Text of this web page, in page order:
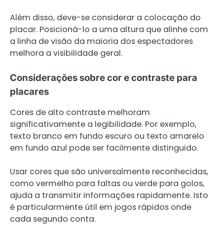
Além disso, deve-se considerar a colocação do
placar. Posicioná-lo a uma altura que alinhe com
a linha de visão da maioria dos espectadores
melhora a visibilidade geral.
Considerações sobre cor e contraste para
placares
Cores de alto contraste melhoram
significativamente a legibilidade. Por exemplo,
texto branco em fundo escuro ou texto amarelo
em fundo azul pode ser facilmente distinguido.
Usar cores que são universalmente reconhecidas,
como vermelho para faltas ou verde para golos,
ajuda a transmitir informações rapidamente. Isto
é particularmente útil em jogos rápidos onde
cada segundo conta.